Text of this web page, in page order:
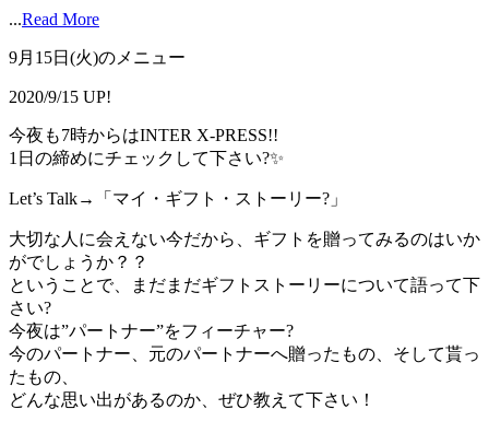
...Read More
9月15日(火)のメニュー
2020/9/15 UP!
今夜も7時からはINTER X-PRESS!!
1日の締めにチェックして下さい?✨
Let’s Talk→「マイ・ギフト・ストーリー?」
大切な人に会えない今だから、ギフトを贈ってみるのはいか
がでしょうか？？
ということで、まだまだギフトストーリーについて語って下
さい?
今夜は”パートナー”をフィーチャー?
今のパートナー、元のパートナーへ贈ったもの、そして貰っ
たもの、
どんな思い出があるのか、ぜひ教えて下さい！